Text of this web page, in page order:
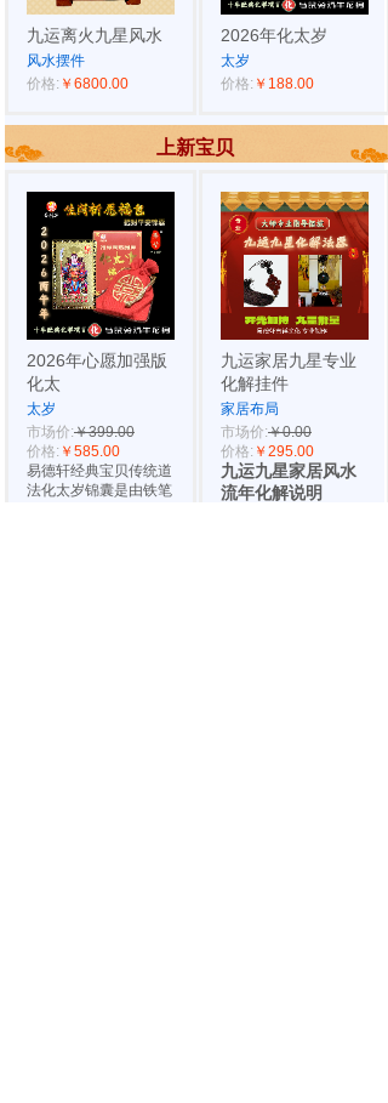
2026年心愿加强版
化太
太岁
市场价:￥399.00
价格: ￥585.00
易德轩经典宝贝传统道
法化太岁锦囊是由铁笔
九运家居九星专业
化解挂件
家居布局
市场价:￥0.00
价格: ￥295.00
九运九星家居风水
流年化解说明
上新宝贝
九运离火九星风水
风水摆件
价格: ￥6800.00
2026年化太岁
太岁
价格: ￥188.00